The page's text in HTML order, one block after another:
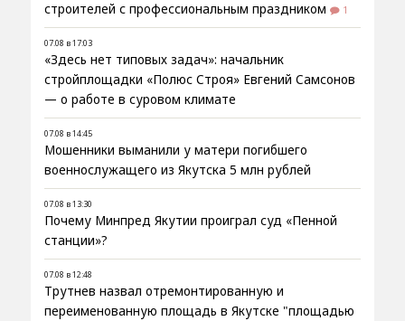
строителей с профессиональным праздником
1
07.08 в 17:03
«Здесь нет типовых задач»: начальник
стройплощадки «Полюс Строя» Евгений Самсонов
— о работе в суровом климате
07.08 в 14:45
Мошенники выманили у матери погибшего
военнослужащего из Якутска 5 млн рублей
07.08 в 13:30
Почему Минпред Якутии проиграл суд «Пенной
станции»?
07.08 в 12:48
Трутнев назвал отремонтированную и
переименованную площадь в Якутске "площадью